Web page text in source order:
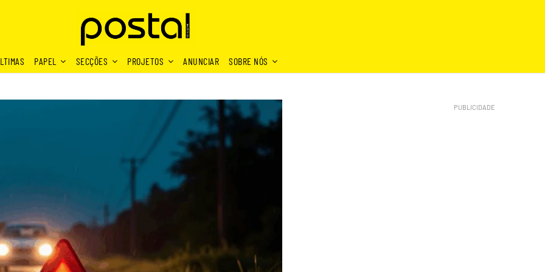
PAPEL SECÇÕES PROJETOS ANUNCIAR SOBRE NÓS